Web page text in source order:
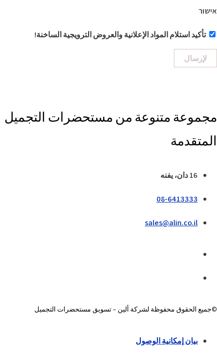
אישור
تأكيد استلام المواد الإعلانية والعروض الترويجية الساخنة!
لإرسال
مجموعة متنوعة من مستحضرات التجميل
المتقدمة
16 دان، يفنه
08-6413333
sales@alin.co.il
©جميع الحقوق محفوظة لشركة ألين – تسويق مستحضرات التجميل
بيان إمكانية الوصول